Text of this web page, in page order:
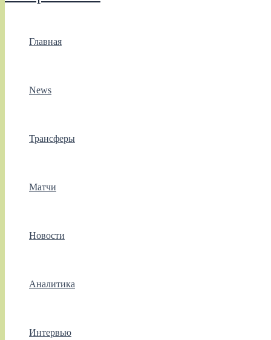
Главная
News
Трансферы
Матчи
Новости
Аналитика
Интервью